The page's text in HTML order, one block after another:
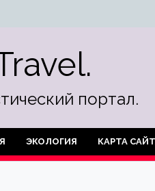
портал.
ЭКОЛОГИЯ КАРТА